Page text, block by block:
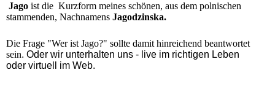
Jago ist die Kurzform meines schönen, aus dem polnischen
stammenden, Nachnamens Jagodzinska.
Die Frage "Wer ist Jago?" sollte damit hinreichend beantwortet
sein. Oder wir unterhalten uns - live im richtigen Leben
oder virtuell im Web.